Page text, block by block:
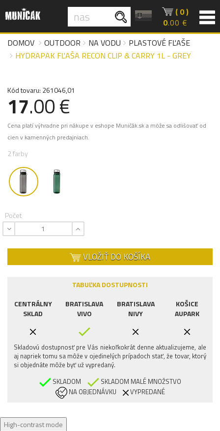
( 0 )
0.00 €
DOMOV
OUTDOOR NA VODU
PLASTOVÉ FĽAŠE
HYDRAPAK FĽAŠA RECON CLIP & CARRY 1L - GREY
Kód tovaru: 261046,01
17.00 €
Cena platí výhradne pri nákupe v eshope Muničák.sk a môže sa odlišovať od
cien v kamenných predajniach.
2 farby
Počet
VLOŽIŤ DO KOŠÍKA
TABUĽKA DOSTUPNOSTI
CENTRÁLNY
SKLAD
BRATISLAVA
VIVO
BRATISLAVA
NIVY
KOŠICE
AUPARK
Skladovú dostupnosť pre Vás niekoľkokrát denne aktualizujeme, ale
aj napriek tomu sa môže v ojedinelých prípadoch stať, že tovar, ktorý
si objednáte môže byť už vypredaný.
SKLADOM
SKLADOM MALÉ MNOŽSTVO
NA OBJEDNÁVKU
VYPREDANÉ
High-contrast mode